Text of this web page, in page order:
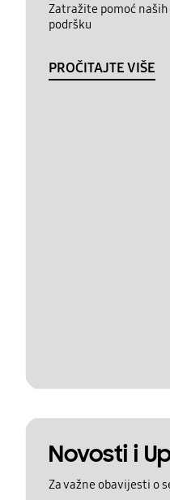
Zatražite pomoć
podršku
PROČITAJTE VIŠE
Novosti i
Za važne obavijesti o